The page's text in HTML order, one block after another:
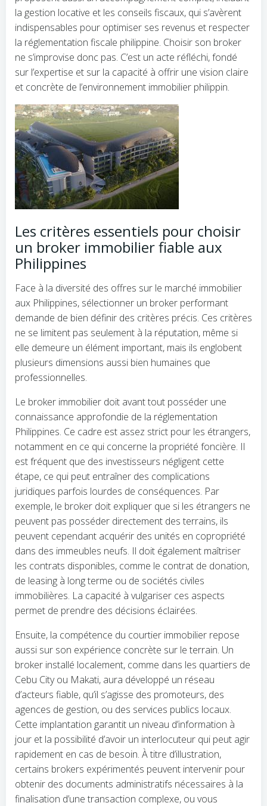
la gestion locative et les conseils fiscaux, qui s’avèrent
indispensables pour optimiser ses revenus et respecter
la réglementation fiscale philippine. Choisir son broker
ne s’improvise donc pas. C’est un acte réfléchi, fondé
sur l’expertise et sur la capacité à offrir une vision claire
et concrète de l’environnement immobilier philippin.
Les critères essentiels pour choisir
un broker immobilier fiable aux
Philippines
Face à la diversité des offres sur le marché immobilier
aux Philippines, sélectionner un broker performant
demande de bien définir des critères précis. Ces critères
ne se limitent pas seulement à la réputation, même si
elle demeure un élément important, mais ils englobent
plusieurs dimensions aussi bien humaines que
professionnelles.
Le broker immobilier doit avant tout posséder une
connaissance approfondie de la réglementation
Philippines. Ce cadre est assez strict pour les étrangers,
notamment en ce qui concerne la propriété foncière. Il
est fréquent que des investisseurs négligent cette
étape, ce qui peut entraîner des complications
juridiques parfois lourdes de conséquences. Par
exemple, le broker doit expliquer que si les étrangers ne
peuvent pas posséder directement des terrains, ils
peuvent cependant acquérir des unités en copropriété
dans des immeubles neufs. Il doit également maîtriser
les contrats disponibles, comme le contrat de donation,
de leasing à long terme ou de sociétés civiles
immobilières. La capacité à vulgariser ces aspects
permet de prendre des décisions éclairées.
Ensuite, la compétence du courtier immobilier repose
aussi sur son expérience concrète sur le terrain. Un
broker installé localement, comme dans les quartiers de
Cebu City ou Makati, aura développé un réseau
d’acteurs fiable, qu’il s’agisse des promoteurs, des
agences de gestion, ou des services publics locaux.
Cette implantation garantit un niveau d’information à
jour et la possibilité d’avoir un interlocuteur qui peut agir
rapidement en cas de besoin. À titre d’illustration,
certains brokers expérimentés peuvent intervenir pour
obtenir des documents administratifs nécessaires à la
finalisation d’une transaction complexe, ou vous